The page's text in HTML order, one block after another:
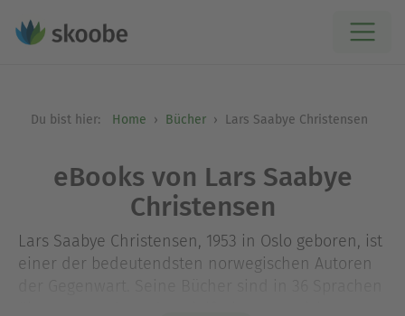
Du bist hier: Home Bücher Lars Saabye Christensen
eBooks von Lars Saabye
Christensen
Lars Saabye Christensen, 1953 in Oslo geboren, ist
einer der bedeutendsten norwegischen Autoren